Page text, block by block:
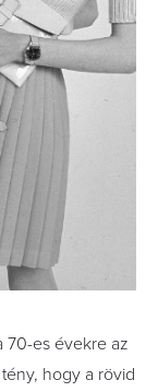
70-es évekre az
hogy a rövid